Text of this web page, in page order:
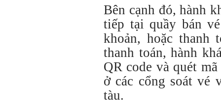
Bên cạnh đó, hành
tiếp tại quầy bán
khoản, hoặc thanh
thanh toán, hành
QR code và quét mã
ở các cổng soát vé
tàu.